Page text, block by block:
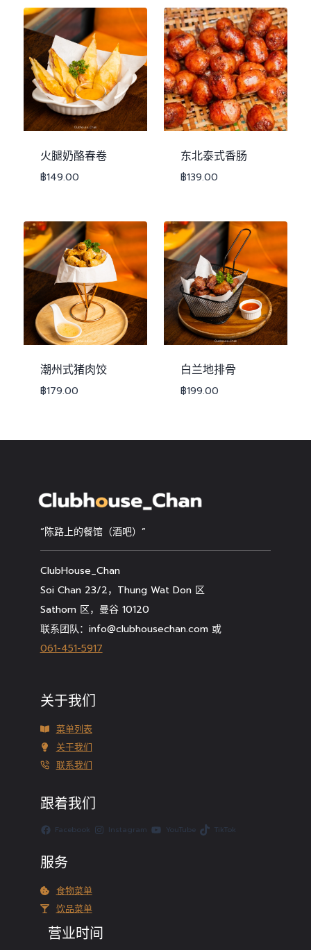
火腿奶酪春卷
฿149.00
东北泰式香肠
฿139.00
潮州式猪肉饺
฿179.00
白兰地排骨
฿199.00
“陈路上的餐馆（酒吧）”
ClubHouse_Chan
Soi Chan 23/2，Thung Wat Don 区
Sathorn 区，曼谷 10120
联系团队：info@clubhousechan.com 或
061-451-5917
关于我们
菜单列表
关于我们
联系我们
跟着我们
Facebook Instagram YouTube TikTok
服务
食物菜单
饮品菜单
营业时间